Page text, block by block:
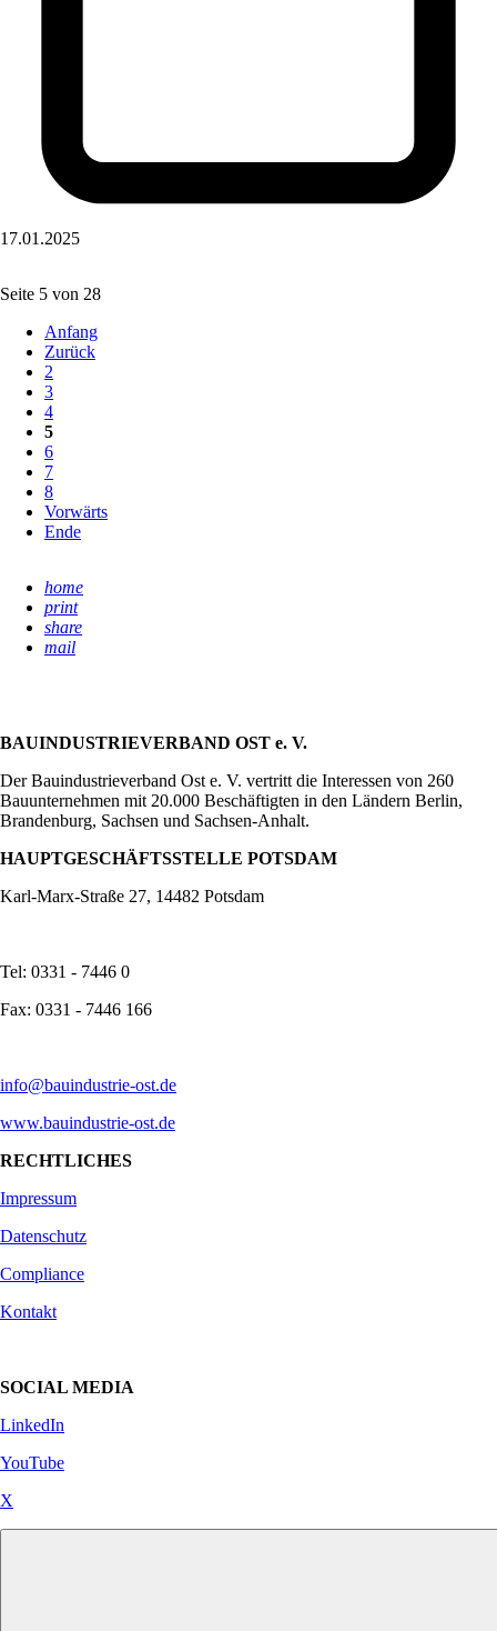
17.01.2025
Seite 5 von 28
Anfang
Zurück
2
3
4
5
6
7
8
Vorwärts
Ende
home
print
share
mail
BAUINDUSTRIEVERBAND OST e. V.
Der Bauindustrieverband Ost e. V. vertritt die Interessen von 260
Bauunternehmen mit 20.000 Beschäftigten in den Ländern Berlin,
Brandenburg, Sachsen und Sachsen-Anhalt.
HAUPTGESCHÄFTSSTELLE POTSDAM
Karl-Marx-Straße 27, 14482 Potsdam
Tel: 0331 - 7446 0
Fax: 0331 - 7446 166
info@bauindustrie-ost.de
www.bauindustrie-ost.de
RECHTLICHES
Impressum
Datenschutz
Compliance
Kontakt
SOCIAL MEDIA
LinkedIn
YouTube
X